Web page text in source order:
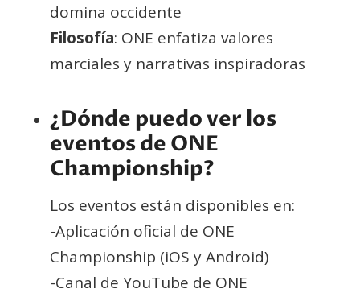
domina occidente
Filosofía: ONE enfatiza valores
marciales y narrativas inspiradoras
¿Dónde puedo ver los
eventos de ONE
Championship?
Los eventos están disponibles en:
-Aplicación oficial de ONE
Championship (iOS y Android)
-Canal de YouTube de ONE